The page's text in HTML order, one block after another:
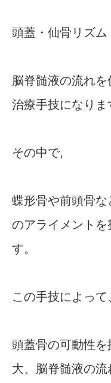
頭蓋・仙骨リズム
脳脊髄液の流れ
治療手技になりま
その中で,
蝶形骨や前頭骨
のアライメントを
す。
この手技によって
頭蓋骨の可動性
大、脳脊髄液の